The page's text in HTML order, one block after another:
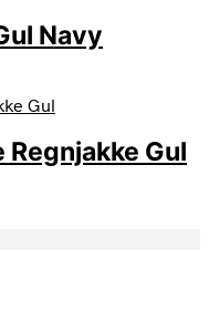
Navy
Gul